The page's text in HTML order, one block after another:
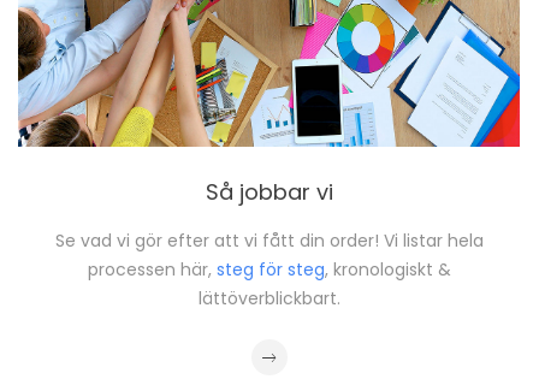
Så jobbar vi
Se vad vi gör efter att vi fått din order! Vi listar hela
processen här, steg för steg, kronologiskt &
lättöverblickbart.